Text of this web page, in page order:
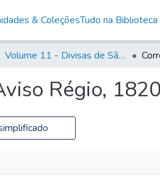
& ColeçõesTudo na
Volume 11 - Divisas de São Paulo e Minas Gerais
Régio, 1820